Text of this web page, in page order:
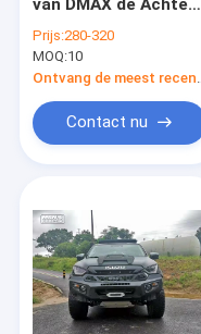
van DMAX de Achter
Achterbumper met
Brandstoftank en
Extra Steun
Prijs:280-320
MOQ:10
Contact nu